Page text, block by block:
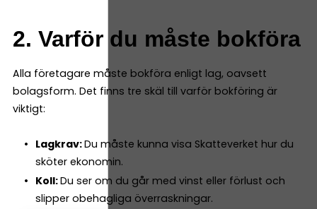
2. Varför du måste bokföra
Alla företagare måste bokföra enligt lag, oavsett
bolagsform. Det finns tre skäl till varför bokföring är
viktigt:
Lagkrav:Du måste kunna visa Skatteverket hur du
sköter ekonomin.
Koll:Du ser om du går med vinst eller förlust och
slipper obehagliga överraskningar.